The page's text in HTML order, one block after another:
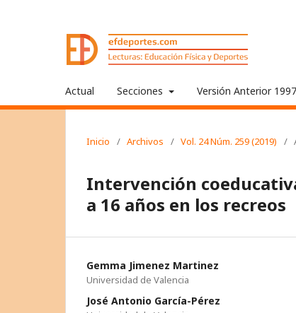
Actual Secciones Versión Anterior
Inicio / Archivos / Vol. 24 Núm. 259 (2019) /
Intervención
a 16 años en los recreos
Gemma Jimenez Martinez
Universidad de Valencia
José Antonio García-Pérez